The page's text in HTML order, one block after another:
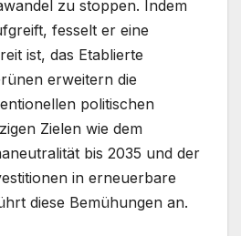
zu stoppen. Indem
fesselt er eine
ist, das Etablierte
erweitern die
politischen
Zielen wie dem
bis 2035 und der
in erneuerbare
diese Bemühungen an.